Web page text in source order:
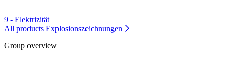
9 - Elektrizität
All products Explosionszeichnungen
Group overview